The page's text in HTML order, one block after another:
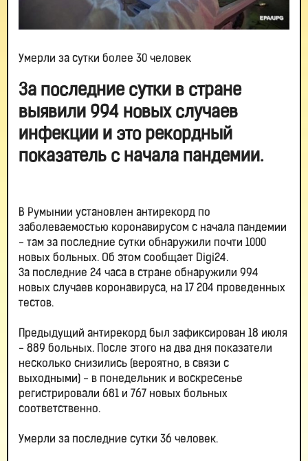
Умерли за сутки более 30 человек
За последние сутки в стране
выявили 994 новых случаев
инфекции и это рекордный
показатель с начала пандемии.
В Румынии установлен антирекорд по
заболеваемостью коронавирусом с начала пандемии
- там за последние сутки обнаружили почти 1000
новых больных. Об этом сообщает Digi24.
За последние 24 часа в стране обнаружили 994
новых случаев коронавируса, на 17 204 проведенных
тестов.
Предыдущий антирекорд был зафиксирован 18 июля
- 889 больных. После этого на два дня показатели
несколько снизились (вероятно, в связи с
выходными) - в понедельник и воскресенье
регистрировали 681 и 767 новых больных
соответственно.
Умерли за последние сутки 36 человек.